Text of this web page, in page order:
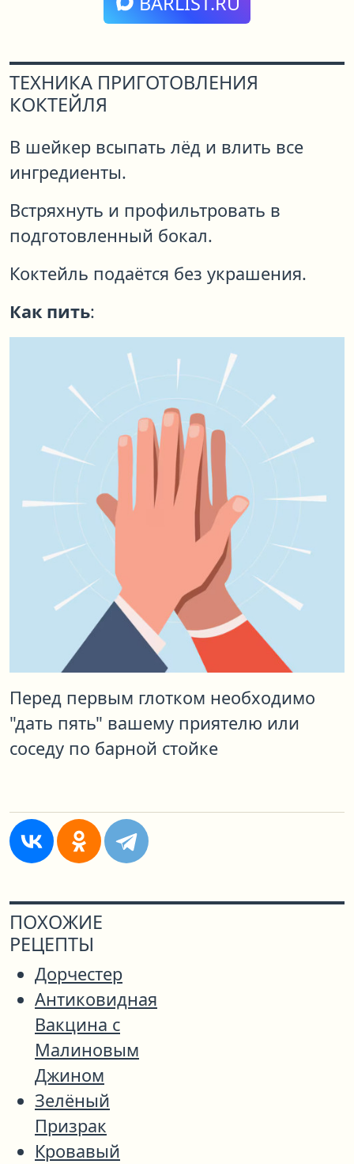
ТЕХНИКА ПРИГОТОВЛЕНИЯ
КОКТЕЙЛЯ
В шейкер всыпать лёд и влить все
ингредиенты.
Встряхнуть и профильтровать в
подготовленный бокал.
Коктейль подаётся без украшения.
Как пить:
Перед первым глотком необходимо
"дать пять" вашему приятелю или
соседу по барной стойке
ПОХОЖИЕ
РЕЦЕПТЫ
Дорчестер
Антиковидная
Вакцина с
Малиновым
Джином
Зелёный
Призрак
Кровавый